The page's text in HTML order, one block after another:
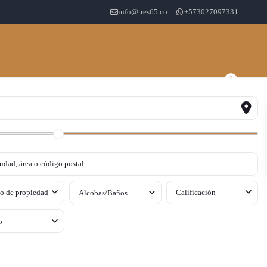
info@tres65.co +573027097331
de propiedad Alcobas/Baños Calificación